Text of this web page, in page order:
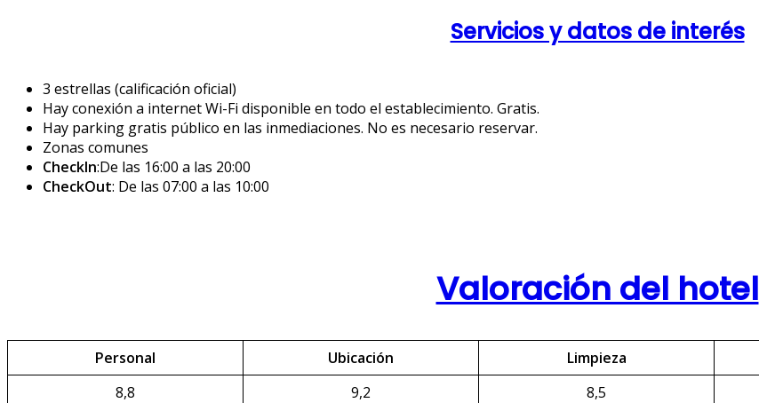
Servicios y datos de interés
3 estrellas (calificación oficial)
Hay conexión a internet Wi-Fi disponible en todo el establecimiento. Gratis.
Hay parking gratis público en las inmediaciones. No es necesario reservar.
Zonas comunes
CheckIn:De las 16:00 a las 20:00
CheckOut: De las 07:00 a las 10:00
Valoración del hotel
Personal Ubicación Limpieza
8,8
9,2 8,5